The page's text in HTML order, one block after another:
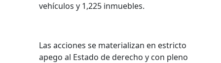
vehículos y 1,225 inmuebles.
Las acciones se materializan en estricto
apego al Estado de derecho y con pleno